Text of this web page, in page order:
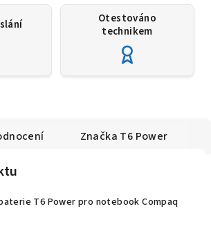
Otestováno
technikem
Značka T6 Power
T6 Power pro notebook Compaq